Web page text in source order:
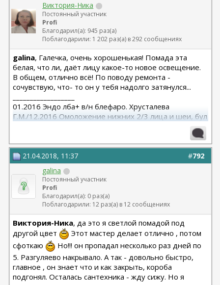
Виктория-Ника
Постоянный участник
Profi
Благодарил(а): 945 раз(а)
Поблагодарили: 1 202 раз(а) в 292 сообщениях
galina, Галечка, очень хорошенькая! Помада эта
белая, что ли, даёт лицу какое-то новое освещение.
В общем, отлично всё! По поводу ремонта -
сочувствую, что- то он у тебя надолго затянулся...
01.2016 Эндо лба+ в/н блефаро. Хрусталева
Г.М./12.2016 Омоложение нижних 2/3 лица и шеи, бул
#792
21.04.2018, 11:37
galina
Постоянный участник
Profi
Благодарил(а): 0 раз(а)
Поблагодарили: 12 раз(а) в 12 сообщениях
Виктория-Ника, да это я светлой помадой под
другой цвет
Этот мастер делает отлично , потом
сфоткаю
Но!!! он пропадал несколько раз дней по
5. Разгуляево накрывало. А так - довольно быстро,
главное , он знает что и как закрыть, короба
подгонял. Осталась сантехника - жду сижу. Но я